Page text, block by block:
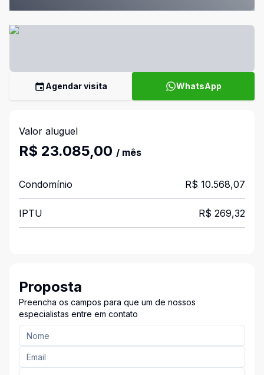
Agendar visita WhatsApp
Valor aluguel
R$ 23.085,00 / mês
Condomínio R$ 10.568,07
IPTU R$ 269,32
Proposta
Preencha os campos para que um de nossos
especialistas entre em contato